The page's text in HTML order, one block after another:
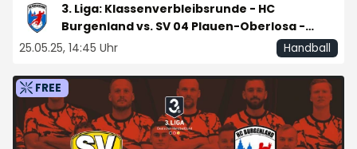
3. Liga: Klassenverbleibsrunde - HC
Burgenland vs. SV 04 Plauen-Oberlosa -
Spieltag 2
25.05.25, 14:45 Uhr Handball
FREE